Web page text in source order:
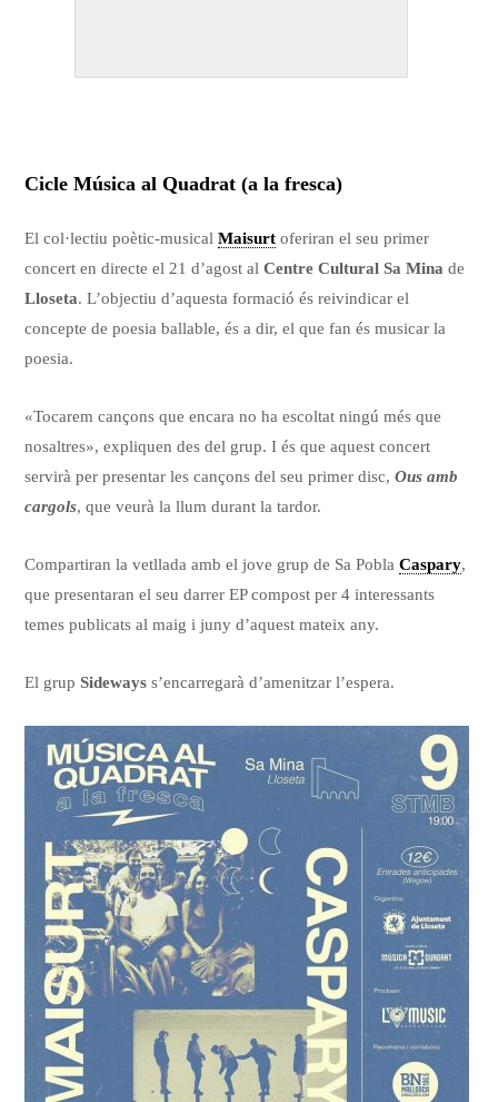
Cicle Música al Quadrat (a la fresca)
El col·lectiu poètic-musicalMaisurt oferiran el seu primer
concert en directe el 21 d’agost alCentre Cultural Sa Mina de
Lloseta. L’objectiu d’aquesta formació és reivindicar el
concepte de poesia ballable, és a dir, el que fan és musicar la
poesia.
«Tocarem cançons que encara no ha escoltat ningú més que
nosaltres», expliquen des del grup. I és que aquest concert
servirà per presentar les cançons del seu primer disc,Ous amb
cargols, que veurà la llum durant la tardor.
Compartiran la vetllada amb el jove grup de Sa PoblaCaspary,
que presentaran el seu darrer EP compost per 4 interessants
temes publicats al maig i juny d’aquest mateix any.
El grupSidewayss’encarregarà d’amenitzar l’espera.